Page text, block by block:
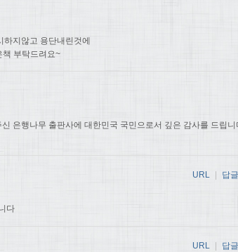
하지않고 용단내린것에
책 부탁드려요~
은행나무 출판사에 대한민국 국민으로서 깊은 감사를 드립니
다
URL 답글
URL 답글